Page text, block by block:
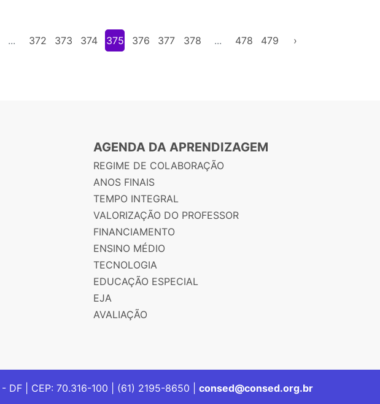
... 372 373 374 375 376 377 378 ... 478 479 ›
AGENDA DA APRENDIZAGEM
REGIME DE COLABORAÇÃO
ANOS FINAIS
TEMPO INTEGRAL
VALORIZAÇÃO DO PROFESSOR
FINANCIAMENTO
ENSINO MÉDIO
TECNOLOGIA
EDUCAÇÃO ESPECIAL
EJA
AVALIAÇÃO
DF | CEP: 70.316-100 | (61) 2195-8650 | consed@consed.org.br